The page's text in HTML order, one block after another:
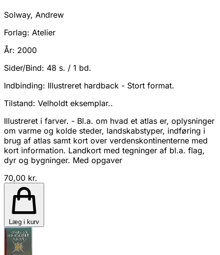
Solway, Andrew
Forlag: Atelier
År: 2000
Sider/Bind: 48 s. / 1 bd.
Indbinding: Illustreret hardback - Stort format.
Tilstand: Velholdt eksemplar..
Illustreret i farver. - Bl.a. om hvad et atlas er, oplysninger
om varme og kolde steder, landskabstyper, indføring i
brug af atlas samt kort over verdenskontinenterne med
kort information. Landkort med tegninger af bl.a. flag,
dyr og bygninger. Med opgaver
70,00 kr.
Læg i kurv